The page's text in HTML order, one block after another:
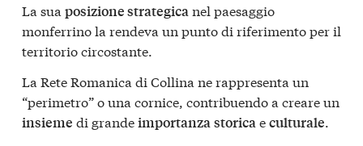
La sua posizione strategicanel paesaggio
monferrino la rendeva un punto di riferimento per il
territorio circostante.
La Rete Romanica di Collina ne rappresenta un
“perimetro” o una cornice, contribuendo a creare un
insieme di grandeimportanzastoricaeculturale.